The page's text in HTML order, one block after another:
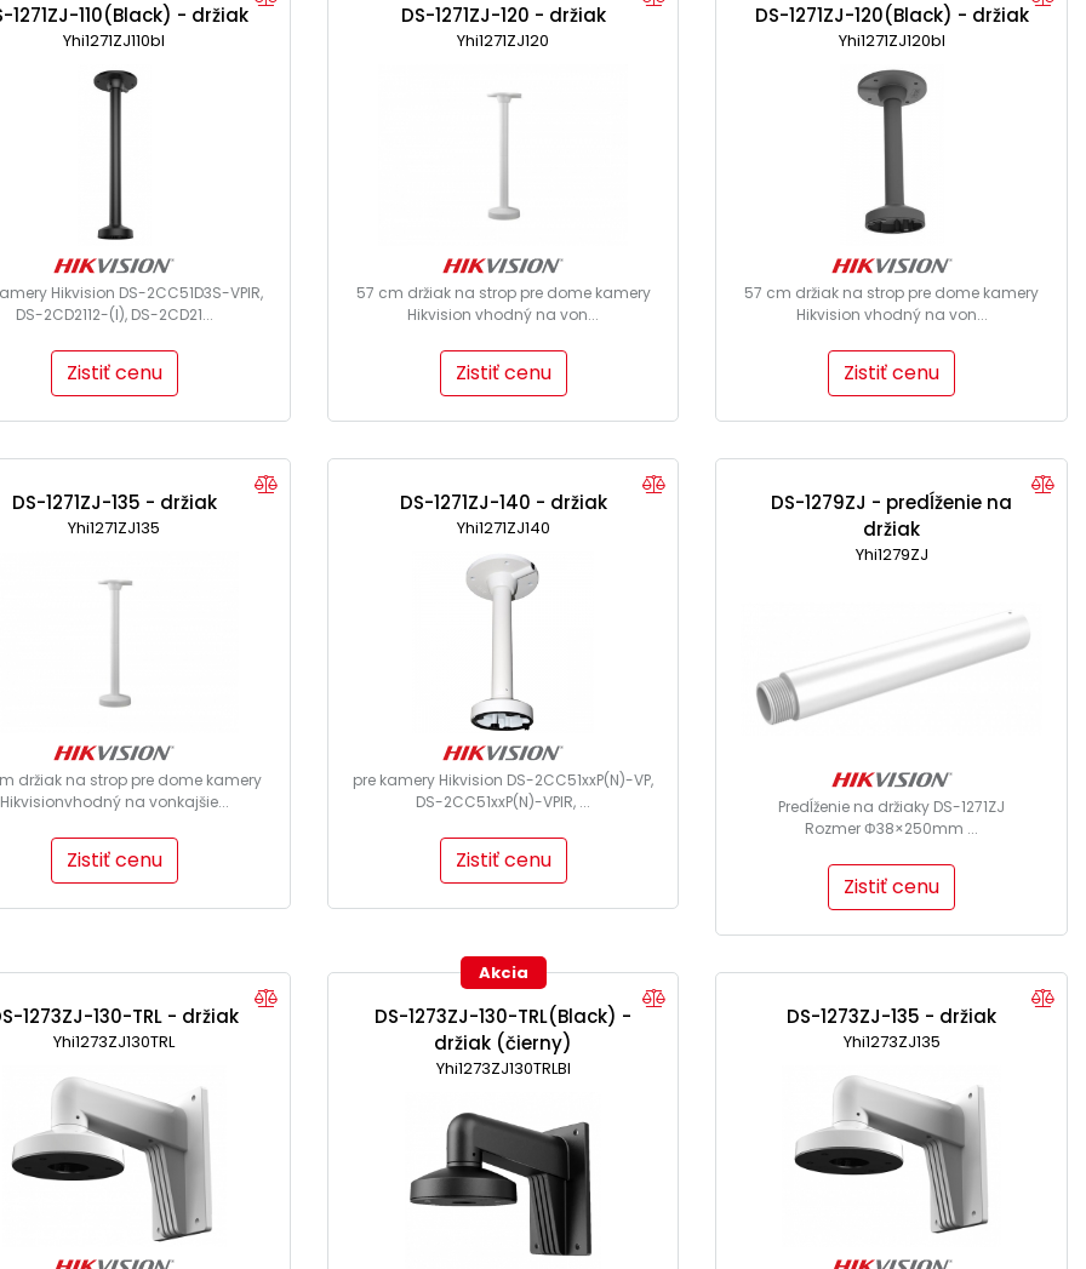
1271ZJ-110(Black) - držiak
Yhi1271ZJ110bl
Hikvision DS-2CC51D3S-VPIR,
DS-2CD2112-(I), DS-2CD21...
Zistiť cenu
DS-1271ZJ-120 - držiak
Yhi1271ZJ120
57 cm držiak na strop pre dome kamery
Hikvision vhodný na von...
Zistiť cenu
DS-1271ZJ-120(Black) - držiak
Yhi1271ZJ120bl
57 cm držiak na strop pre dome kamery
Hikvision vhodný na von...
Zistiť cenu
DS-1271ZJ-135 - držiak
Yhi1271ZJ135
držiak na strop pre dome kamery
Hikvisionvhodný na vonkajšie...
Zistiť cenu
DS-1271ZJ-140 - držiak
Yhi1271ZJ140
pre kamery Hikvision DS-2CC51xxP(N)-VP,
DS-2CC51xxP(N)-VPIR, ...
Zistiť cenu
DS-1279ZJ - predĺženie na
držiak
Yhi1279ZJ
Predĺženie na držiaky DS-1271ZJ
Rozmer Φ38×250mm ...
Zistiť cenu
1273ZJ-130-TRL - držiak
Yhi1273ZJ130TRL
Akcia
DS-1273ZJ-130-TRL(Black) -
držiak (čierny)
Yhi1273ZJ130TRLBl
DS-1273ZJ-135 - držiak
Yhi1273ZJ135